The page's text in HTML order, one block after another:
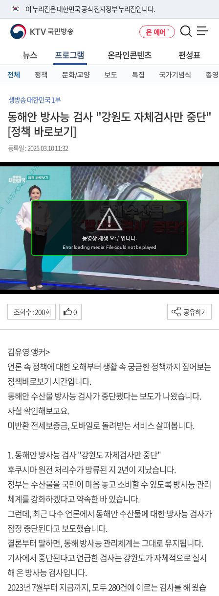
이 누리집은 대한민국 공식 전자정부 누리집입니다.
공식 누리집 주소 확인하기
니다.
이밖에 or.kr 또는 .kr등 다른 도메인 주소를 사용하고 있다면 아래 URL에
서 도메인 주소를 확인해 보세요
KTV 국민방송 온 에어
뉴스 프로그램 온라인콘텐츠 편성표
전체 정책 문화/교양 보도 특집 국가기념식 종영
생방송 대한민국 1부
동해안 방사능 검사 "강원도 자체검사만 중단"
[정책 바로보기]
등록일 : 2025.03.10 11:32
조회수 : 200회 0 공유하기
김유영 앵커>
언론 속 정책에 대한 오해부터 생활 속 궁금한 정책까지 짚어보는
정책바로보기 시간입니다.
동해안 수산물 방사능 검사가 중단됐다는 보도가 나왔습니다.
사실 확인해보고요.
미반환 전세보증금, 모바일로 돌려받는 서비스 살펴봅니다.
1. 동해안 방사능 검사 "강원도 자체검사만 중단"
후쿠시마 원전 처리수가 방류된 지 2년이 지났습니다.
정부는 수산물을 국민이 마음 놓고 소비할 수 있도록 방사능 관리
체계를 강화하겠다고 약속한 바 있습니다.
그런데, 최근 다수 언론에서 동해안 수산물에 대한 방사능 검사가
잠정 중단된다고 보도했습니다.
결론부터 말하면, 동해 방사능 관리체계는 그대로 유지됩니다.
기사에서 중단된다고 언급한 검사는 강원도가 자체적으로 실시
해 온 방사능 검사입니다.
2023년 7월부터 지금까지, 모두 280건에 이르는 검사를 해 왔습